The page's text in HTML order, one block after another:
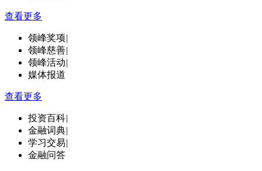
查看更多
领峰奖项|
领峰慈善|
领峰活动|
媒体报道
查看更多
投资百科|
金融词典|
学习交易|
金融问答